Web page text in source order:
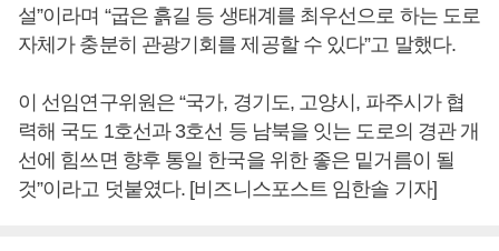
설”이라며 “굽은 흙길 등 생태계를 최우선으로 하는 도로
자체가 충분히 관광기회를 제공할 수 있다”고 말했다.
이 선임연구위원은 “국가, 경기도, 고양시, 파주시가 협
력해 국도 1호선과 3호선 등 남북을 잇는 도로의 경관 개
선에 힘쓰면 향후 통일 한국을 위한 좋은 밑거름이 될
것”이라고 덧붙였다. [비즈니스포스트 임한솔 기자]